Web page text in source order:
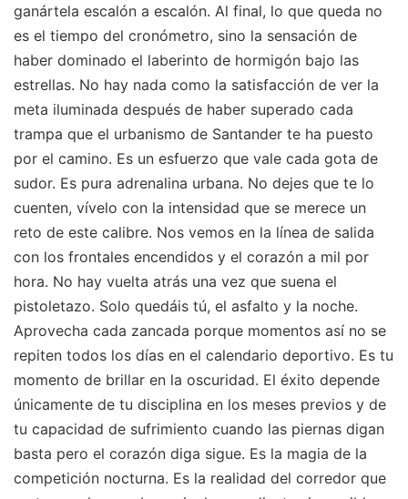
ganártela escalón a escalón. Al final, lo que queda no
es el tiempo del cronómetro, sino la sensación de
haber dominado el laberinto de hormigón bajo las
estrellas. No hay nada como la satisfacción de ver la
meta iluminada después de haber superado cada
trampa que el urbanismo de Santander te ha puesto
por el camino. Es un esfuerzo que vale cada gota de
sudor. Es pura adrenalina urbana. No dejes que te lo
cuenten, vívelo con la intensidad que se merece un
reto de este calibre. Nos vemos en la línea de salida
con los frontales encendidos y el corazón a mil por
hora. No hay vuelta atrás una vez que suena el
pistoletazo. Solo quedáis tú, el asfalto y la noche.
Aprovecha cada zancada porque momentos así no se
repiten todos los días en el calendario deportivo. Es tu
momento de brillar en la oscuridad. El éxito depende
únicamente de tu disciplina en los meses previos y de
tu capacidad de sufrimiento cuando las piernas digan
basta pero el corazón diga sigue. Es la magia de la
competición nocturna. Es la realidad del corredor que